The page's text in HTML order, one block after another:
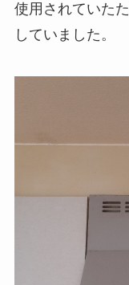
使用されていた
していました。